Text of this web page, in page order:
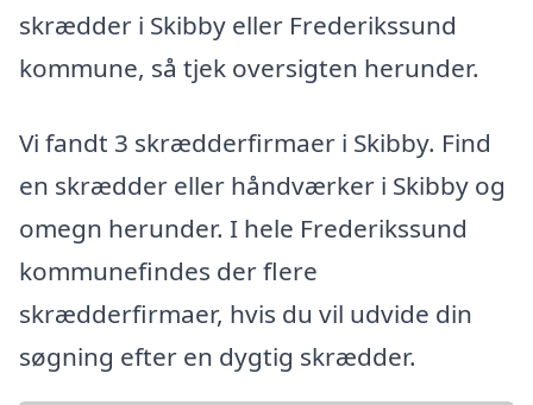
skrædder i Skibby eller Frederikssund
kommune, så tjek oversigten herunder.
Vi fandt 3 skrædderfirmaer i Skibby. Find
en skrædder eller håndværker i Skibby og
omegn herunder. I hele Frederikssund
kommunefindes der flere
skrædderfirmaer, hvis du vil udvide din
søgning efter en dygtig skrædder.